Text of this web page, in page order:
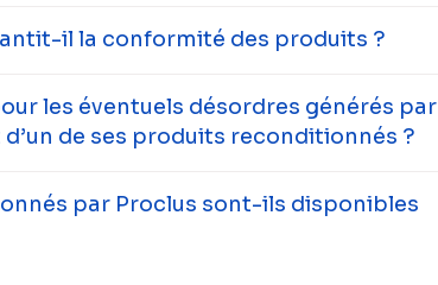
il la conformité des produits ?
les éventuels désordres générés par
de ses produits reconditionnés ?
par Proclus sont-ils disponibles